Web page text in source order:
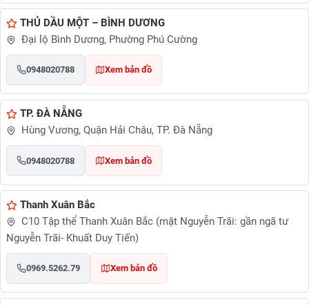
THỦ DẦU MỘT – BÌNH DƯƠNG
Đại lộ Bình Dương, Phường Phú Cường
0948020788 Xem bản đồ
TP. ĐÀ NẴNG
Hùng Vương, Quận Hải Châu, TP. Đà Nẵng
0948020788 Xem bản đồ
Thanh Xuân Bắc
C10 Tập thể Thanh Xuân Bắc (mặt Nguyễn Trãi: gần ngã tư
Nguyễn Trãi- Khuất Duy Tiến)
0969.5262.79 Xem bản đồ